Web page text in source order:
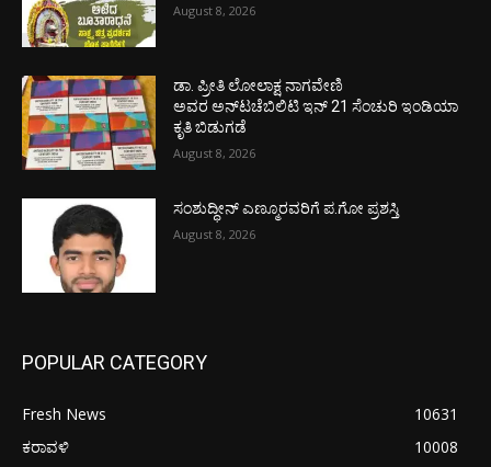
August 8, 2026
ಡಾ. ಪ್ರೀತಿ ಲೋಲಾಕ್ಷ ನಾಗವೇಣಿ
ಅವರ ಅನ್‌ಟಚೆಬಿಲಿಟಿ ಇನ್ 21 ಸೆಂಚುರಿ ಇಂಡಿಯಾ
ಕೃತಿ ಬಿಡುಗಡೆ
August 8, 2026
ಸಂಶುದ್ಧೀನ್ ಎಣ್ಮೂರವರಿಗೆ ಪ.ಗೋ ಪ್ರಶಸ್ತಿ
August 8, 2026
POPULAR CATEGORY
Fresh News
10631
ಕರಾವಳಿ
10008